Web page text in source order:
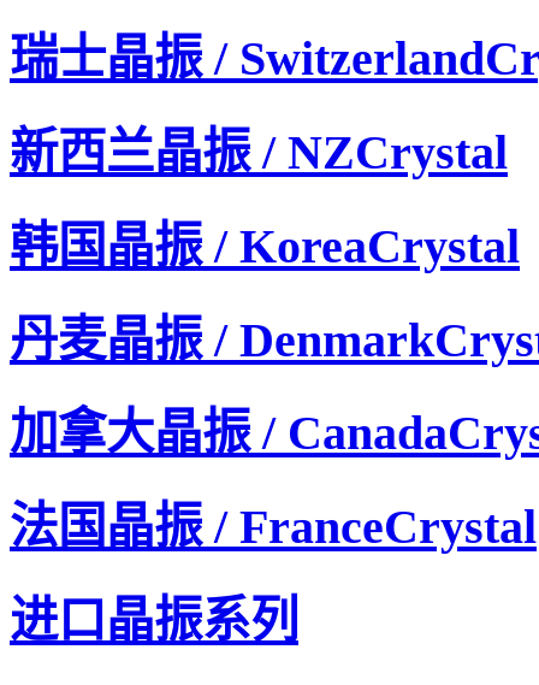
瑞士晶振 /
新西兰晶振 / NZCrystal
韩国晶振 / KoreaCrystal
丹麦晶振 /
加拿大晶振 /
法国晶振 / FranceCrystal
进口晶振系列